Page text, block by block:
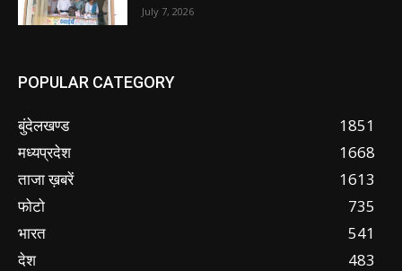
July 7, 2026
POPULAR CATEGORY
बुंदेलखण्ड
1851
मध्यप्रदेश
1668
ताजा ख़बरें
1613
फोटो
735
भारत
541
देश
483